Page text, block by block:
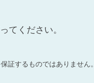
てください。
証するものではありません。